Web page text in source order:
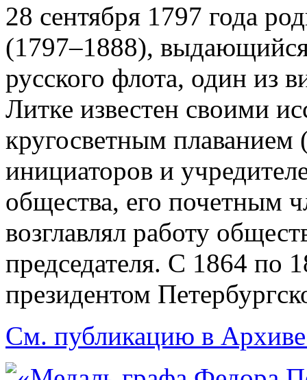
28 сентября 1797 года
(1797–1888),
русского флота, один из
Литке известен своими
кругосветным
инициаторов и
общества, его почетным
возглавлял работу
председателя. С 1864 по
президентом
См. публикацию в Архиве